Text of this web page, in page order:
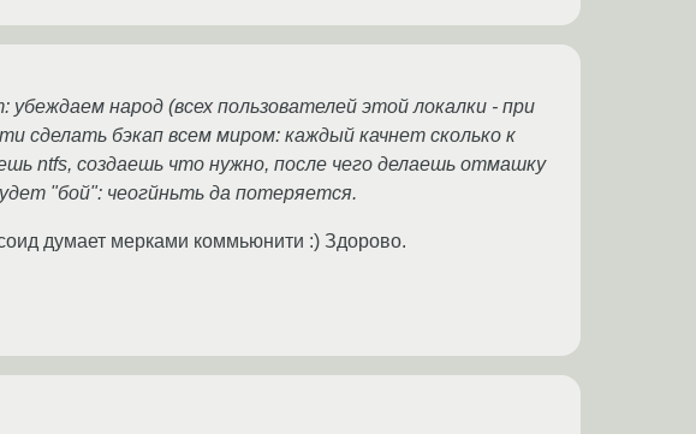
народ (всех пользователей этой локалки - при
сделать бэкап всем миром: каждый качнет сколько к
ntfs, создаешь что нужно, после чего делаешь отмашку
"бой": чеогйньть да потеряется.
думает мерками коммьюнити :) Здорово.